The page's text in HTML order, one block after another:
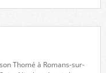
Thomé à Romans-sur-